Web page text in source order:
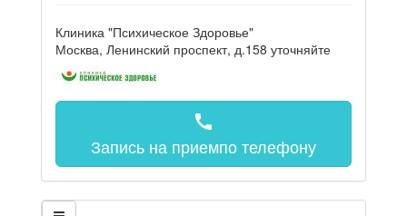
Клиника "Психическое Здоровье"
Москва, Ленинский проспект, д.158 уточняйте
call
Запись на приемпо телефону